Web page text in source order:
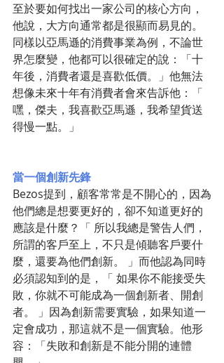
至於要如何找出一家公司的核心方向，
他說，大方向通常都是很顯而易見的。
同樣以亞馬遜的消費事業為例，不論世
界怎麼變，他都可以很確定的說：「十
年後，消費者還是喜歡低價。」他無法
想像未來十年有消費者會來告訴他：「
嘿，傑夫，我喜歡亞馬遜，我希望貨送
得慢一點。」
當一個創新先鋒
Bezos提到，顧客常常是不開心的，因為
他們總是想要更好的，卻不知道更好的
應該是什麼？「 所以我總是警告人們，
所謂的客戶至上，不只是傾聽客戶要什
麼，還要為他們創新。 」而他認為同時
必須認知到的是，「 如果你不能接受失
敗，你就不可能成為一個創新者、開創
者。 」因為創新需要實驗，如果知道一
定會成功，那這就不是一個實驗。他形
容：「失敗和創新是不能分開的連體